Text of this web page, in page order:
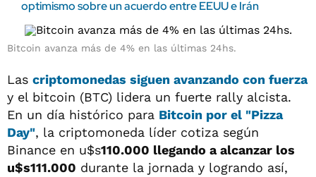
optimismo sobre un acuerdo entre EEUU e Irán
Bitcoin avanza más de 4% en las últimas 24hs.
Las criptomonedas siguen avanzando con fuerza
y el bitcoin (BTC) lidera un fuerte rally alcista.
En un día histórico para Bitcoin por el "Pizza
Day", la criptomoneda líder cotiza según
Binance en u$s110.000 llegando a alcanzar los
u$s111.000 durante la jornada y logrando así,